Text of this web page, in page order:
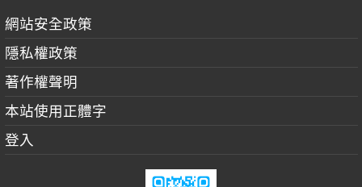
網站安全政策
隱私權政策
著作權聲明
本站使用正體字
登入